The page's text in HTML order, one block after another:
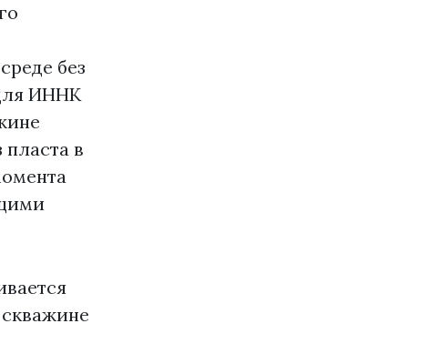
без
ИННК
в